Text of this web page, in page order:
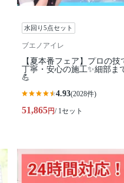
水回り5点セット
ブエノアイレ
【夏本番フェア】プロの技
丁寧・安心の施工✨細部ま
💪
4.93(2028件)
51,865円/ 1セット